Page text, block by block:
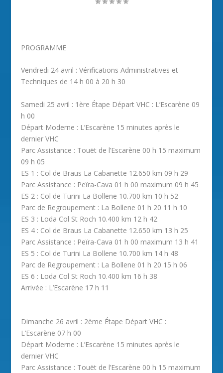
PROGRAMME
Vendredi 24 avril :Vérifications Administratives et
Techniques de 14 h 00 à 20 h 30
Samedi 25 avril : 1ère Étape Départ VHC : L’Escarène 09
h 00
Départ Moderne : L’Escarène 15 minutes après le
dernier VHC
Parc Assistance : Touët de l’Escarène 00 h 15 maximum
09 h 05
ES 1 : Col de Braus La Cabanette 12.650 km 09 h 29
Parc Assistance : Peïra-Cava 01 h 00 maximum 09 h 45
ES 2 : Col de Turini La Bollene 10.700 km 10 h 52
Parc de Regroupement : La Bollene 01 h 20 11 h 10
ES 3 : Loda Col St Roch 10.400 km 12 h 42
ES 4 : Col de Braus La Cabanette 12.650 km 13 h 25
Parc Assistance : Peïra-Cava 01 h 00 maximum 13 h 41
ES 5 : Col de Turini La Bollene 10.700 km 14 h 48
Parc de Regroupement : La Bollene 01 h 20 15 h 06
ES 6 : Loda Col St Roch 10.400 km 16 h 38
Arrivée : L’Escarène 17 h 11
Dimanche 26 avril : 2ème Étape Départ VHC :
L’Escarène 07 h 00
Départ Moderne : L’Escarène 15 minutes après le
dernier VHC
Parc Assistance : Touët de l’Escarène 00 h 15 maximum